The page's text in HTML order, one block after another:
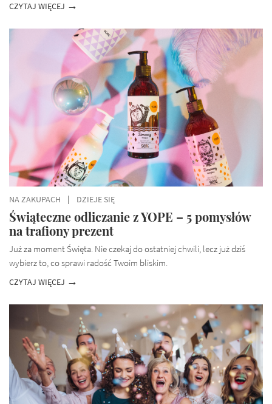
CZYTAJ WIĘCEJ
NA ZAKUPACH DZIEJE SIĘ
Świąteczne odliczanie z YOPE – 5 pomysłów
na trafiony prezent
Już za moment Święta. Nie czekaj do ostatniej chwili, lecz już dziś
wybierz to, co sprawi radość Twoim bliskim.
CZYTAJ WIĘCEJ